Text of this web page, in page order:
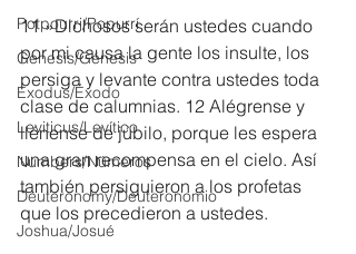
Potpourri/Popurrí
Genesis/Génesis
Exodus/Éxodo
Leviticus/Levítico
Numbers/Números
Deuteronomy/Deuteronomio
Joshua/Josué
11 »Dichosos serán ustedes cuando
por mi causa la gente los insulte, los
persiga y levante contra ustedes toda
clase de calumnias. 12 Alégrense y
llénense de júbilo, porque les espera
una gran recompensa en el cielo. Así
también persiguieron a los profetas
que los precedieron a ustedes.